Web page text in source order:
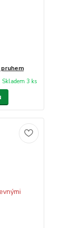
Skladem 3 ks